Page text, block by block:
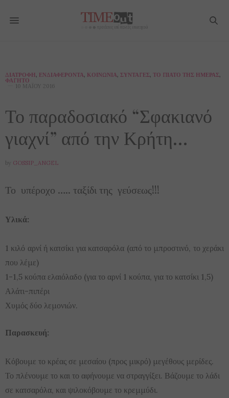
ΔΙΑΤΡΟΦΉ, ΕΝΔΙΑΦΈΡΟΝΤΑ, ΚΟΙΝΩΝΊΑ, ΣΥΝΤΑΓΈΣ, ΤΟ ΠΙΆΤΟ ΤΗΣ ΗΜΈΡΑΣ,
ΦΑΓΗΤΌ
10 ΜΑΪ́ΟΥ 2016
Το παραδοσιακό “Σφακιανό
γιαχνί” από την Κρήτη…
by GOSSIP_ANGEL
Το υπέροχο ….. ταξίδι της γεύσεως!!!
Υλικά:
1 κιλό αρνί ή κατσίκι για κατσαρόλα (από το μπροστινό, το χεράκι
που λέμε)
1-1,5 κούπα ελαιόλαδο (για το αρνί 1 κούπα, για το κατσίκι 1,5)
Αλάτι-πιπέρι
Χυμός δύο λεμονιών.
Παρασκευή:
Κόβουμε το κρέας σε μεσαίου (προς μικρό) μεγέθους μερίδες.
Το πλένουμε το και το αφήνουμε να στραγγίξει. Βάζουμε το λάδι
σε κατσαρόλα, και ψιλοκόβουμε το κρεμμύδι.